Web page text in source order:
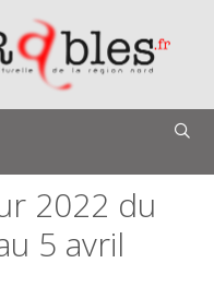
2022 du
5 avril